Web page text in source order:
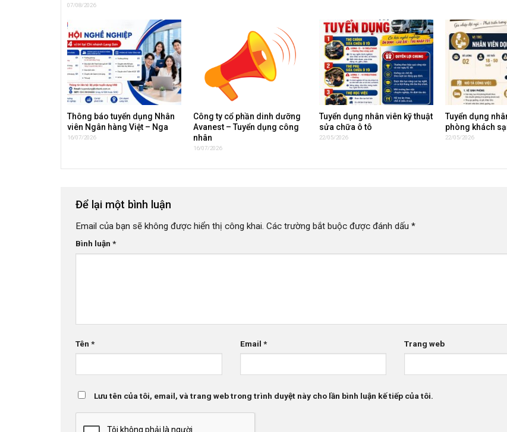
07/08/2026
Thông báo tuyển dụng Nhân
viên Ngân hàng Việt – Nga
16/07/2026
Công ty cổ phần dinh dưỡng
Avanest – Tuyển dụng công
nhân
16/07/2026
Tuyển dụng nhân viên kỹ thuật
sửa chữa ô tô
22/05/2026
Tuyển dụng
phòng khách
22/05/2026
Để lại một bình luận
Email của bạn sẽ không được hiển thị công khai. Các trường bắt buộc được đánh dấu *
Bình luận *
Tên * Email * Trang web
Lưu tên của tôi, email, và trang web trong trình duyệt này cho lần bình luận kế tiếp của tôi.